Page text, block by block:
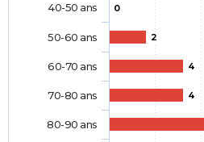
0
2
4
4
40-50 ans
50-60 ans
60-70 ans
70-80 ans
80-90 ans